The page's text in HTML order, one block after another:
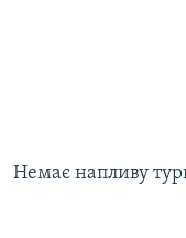
Немає напливу